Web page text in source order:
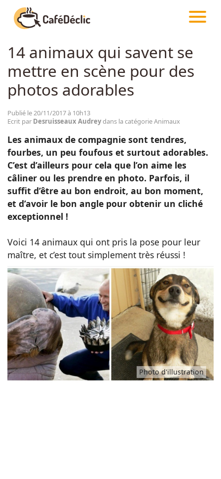
Créativité
Divertissement
Insolite
Emotion
Animaux
Famille
Santé
CAFÉDÉCLIC ARTICLES ANIMAUX
14 animaux qui savent se
mettre en scène pour des
photos adorables
Publié le 20/11/2017 à 10h13
Ecrit par Desruisseaux Audreydans la catégorie Animaux
Les animaux de compagnie sont tendres,
fourbes, un peu foufous et surtout adorables.
C’est d’ailleurs pour cela que l’on aime les
câliner ou les prendre en photo. Parfois, il
suffit d’être au bon endroit, au bon moment,
et d’avoir le bon angle pour obtenir un cliché
exceptionnel !
Voici 14 animaux qui ont pris la pose pour leur
maître, et c’est tout simplement très réussi !
Photo d'illustration